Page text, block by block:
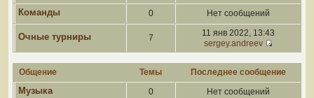
Команды 0 Нет сообщений
Очные турниры 7
11 янв 2022, 13:43
sergey.andreev
Общение Темы Последнее сообщение
Музыка 0 Нет сообщений